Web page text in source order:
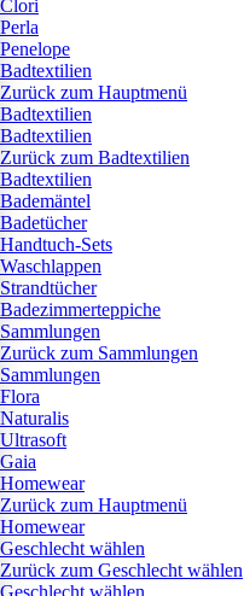
Clori
Perla
Penelope
Badtextilien
Zurück zum Hauptmenü
Badtextilien
Badtextilien
Zurück zum Badtextilien
Badtextilien
Bademäntel
Badetücher
Handtuch-Sets
Waschlappen
Strandtücher
Badezimmerteppiche
Sammlungen
Zurück zum Sammlungen
Sammlungen
Flora
Naturalis
Ultrasoft
Gaia
Homewear
Zurück zum Hauptmenü
Homewear
Geschlecht wählen
Zurück zum Geschlecht wählen